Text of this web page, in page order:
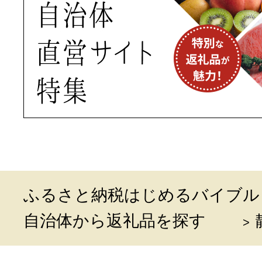
ふるさと納税はじめるバイブル
自治体から返礼品を探す